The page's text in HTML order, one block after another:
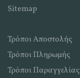
Sitemap
Τρόποι Αποστολής
Τρόποι Πληρωμής
Τρόποι Παραγγελίας